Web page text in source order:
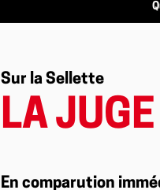
Sur la Sellette
LA
En comparution